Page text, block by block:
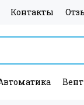
Контакты